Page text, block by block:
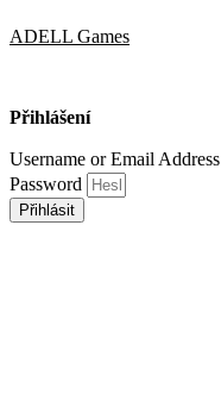
ADELL Games
Přihlášení
Username or Email Address
Password
Přihlásit